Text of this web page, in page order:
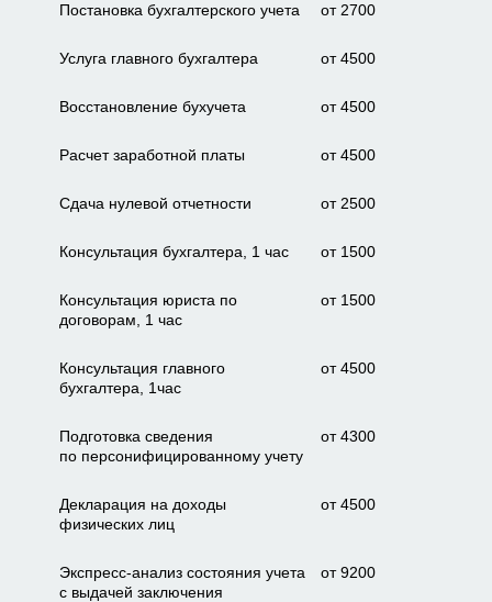
Постановка бухгалтерского учета от 2700
Услуга главного бухгалтера от 4500
Восстановление бухучета от 4500
Расчет заработной платы от 4500
Сдача нулевой отчетности от 2500
Консультация бухгалтера, 1 час от 1500
Консультация юриста по
договорам, 1 час
от 1500
Консультация главного
бухгалтера, 1час
от 4500
Подготовка сведения
по персонифицированному учету
от 4300
Декларация на доходы
физических лиц
от 4500
Экспресс-анализ состояния учета
с выдачей заключения
от 9200